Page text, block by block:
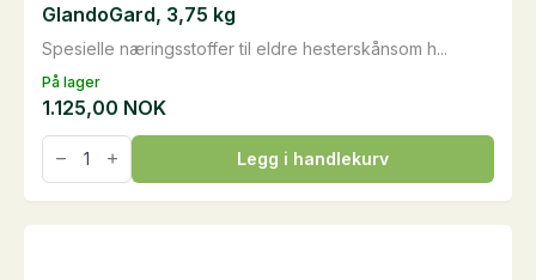
På lager
Spesielle næringsstoffer til eldre hesterskånsom h...
GlandoGard, 3,75 kg
1.125,00 NOK
GlandoGard,
3,75
kg
antall
Legg i handlekurv